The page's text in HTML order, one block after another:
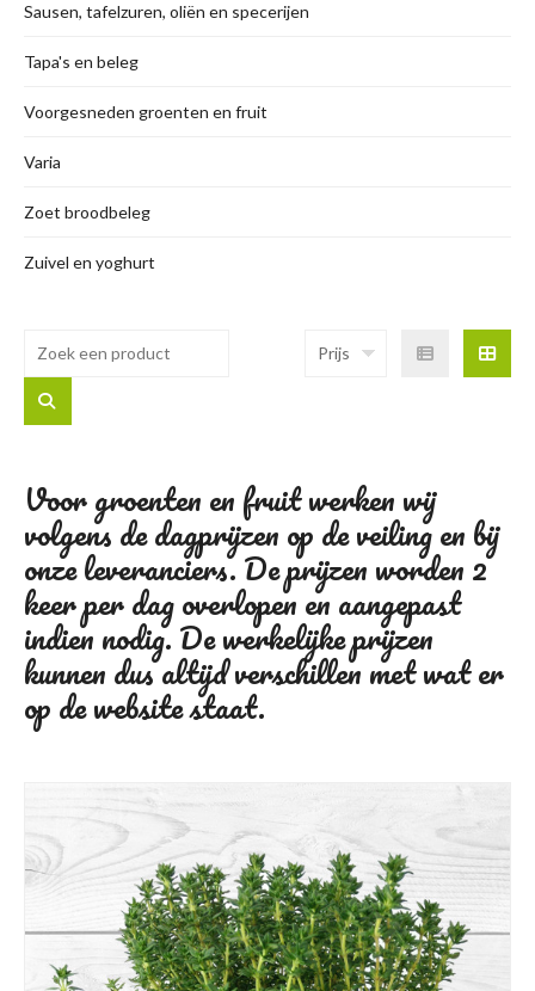
Sausen, tafelzuren, oliën en specerijen
Tapa's en beleg
Voorgesneden groenten en fruit
Varia
Zoet broodbeleg
Zuivel en yoghurt
Prijs
Voor groenten en fruit werken wij
volgens de dagprijzen op de veiling en bij
onze leveranciers. De prijzen worden 2
keer per dag overlopen en aangepast
indien nodig. De werkelijke prijzen
kunnen dus altijd verschillen met wat er
op de website staat.